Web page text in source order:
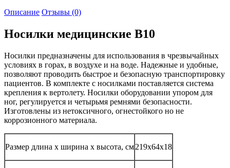
Описание Отзывы (0)
Носилки медицинские B10
Носилки предназначены для использования в чрезвычайных
условиях в горах, в воздухе и на воде. Надежные и удобные,
позволяют проводить быстрое и безопасную транспортировку
пациентов. В комплекте с носилками поставляется система
крепления к вертолету. Носилки оборудовании упором для
ног, регулируется и четырьмя ремнями безопасности.
Изготовлены из нетоксичного, огнестойкого но не
коррозионного материала.
Размер длина х ширина х высота, см219х64х18